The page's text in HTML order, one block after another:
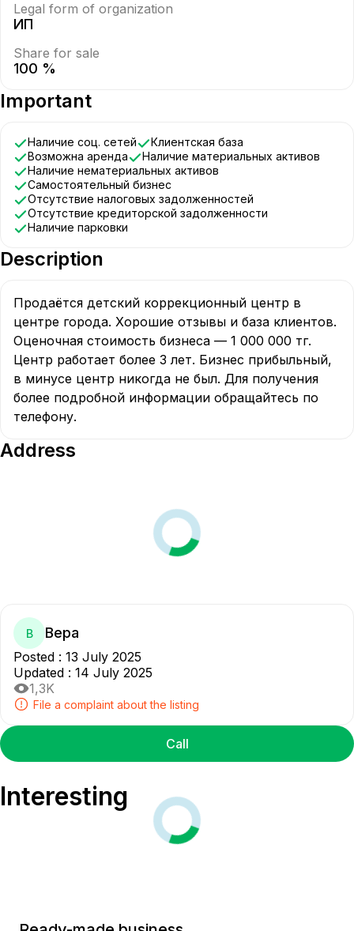
Legal form of organization
ИП
Share for sale
100 %
Important
Наличие соц. сетей
Клиентская база
Возможна аренда
Наличие материальных активов
Наличие нематериальных активов
Самостоятельный бизнес
Отсутствие налоговых задолженностей
Отсутствие кредиторской задолженности
Наличие парковки
Description
Продаётся детский коррекционный центр в
центре города. Хорошие отзывы и база клиентов.
Оценочная стоимость бизнеса — 1 000 000 тг.
Центр работает более 3 лет. Бизнес прибыльный,
в минусе центр никогда не был. Для получения
более подробной информации обращайтесь по
телефону.
Address
В Вера
Posted : 13 July 2025
Updated : 14 July 2025
1,3K
File a complaint about the listing
Call
Interesting